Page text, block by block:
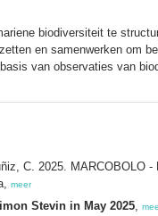
biodiversiteit te
en samenwerken om
van observaties van
C. 2025. MARCOBOLO
meer
Stevin in May 2025